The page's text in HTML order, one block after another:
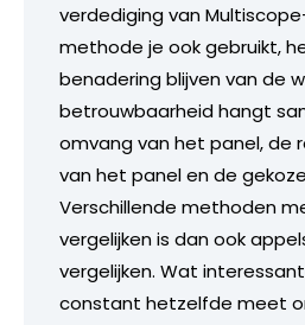
verdediging van
methode je ook gebruikt,
benadering blijven van de
betrouwbaarheid hangt
omvang van het panel, de
van het panel en de
Verschillende methoden
vergelijken is dan ook
vergelijken. Wat
constant hetzelfde meet